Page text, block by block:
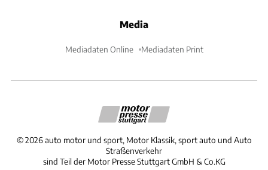
Media
Mediadaten Online Mediadaten Print
©2026 auto motor und sport, Motor Klassik, sport auto und Auto
Straßenverkehr
sind Teil der Motor Presse Stuttgart GmbH & Co.KG